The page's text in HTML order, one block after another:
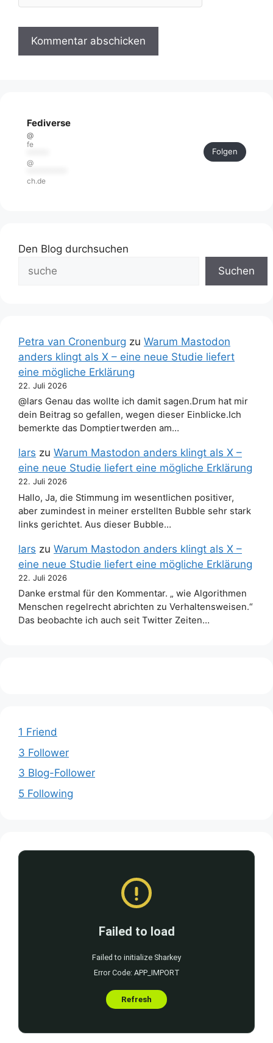
Fediverse
@
fe
@
ch.de
Folgen
Den Blog durchsuchen
Suchen
Petra van Cronenburg zu Warum Mastodon
anders klingt als X – eine neue Studie liefert
eine mögliche Erklärung
22. Juli 2026
@lars Genau das wollte ich damit sagen.Drum hat mir
dein Beitrag so gefallen, wegen dieser Einblicke.Ich
bemerkte das Domptiertwerden am…
lars zu Warum Mastodon anders klingt als X –
eine neue Studie liefert eine mögliche Erklärung
22. Juli 2026
Hallo, Ja, die Stimmung im wesentlichen positiver,
aber zumindest in meiner erstellten Bubble sehr stark
links gerichtet. Aus dieser Bubble…
lars zu Warum Mastodon anders klingt als X –
eine neue Studie liefert eine mögliche Erklärung
22. Juli 2026
Danke erstmal für den Kommentar. „ wie Algorithmen
Menschen regelrecht abrichten zu Verhaltensweisen.“
Das beobachte ich auch seit Twitter Zeiten…
1 Friend
3 Follower
3 Blog-Follower
5 Following